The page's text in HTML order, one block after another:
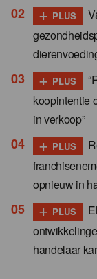
+ PLUS
+ PLUS
koopintentie
in verkoop”
+ PLUS
opnieuw in
+ PLUS
handelaar